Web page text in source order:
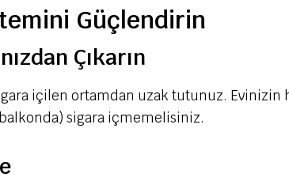
Güçlendirin
Çıkarın
içilen ortamdan uzak tutunuz. Evinizin
sigara içmemelisiniz.